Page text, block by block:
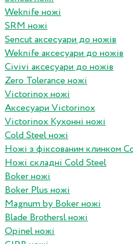
Weknife ножі
SRM ножі
Sencut аксесуари до ножів
Weknife аксесуари до ножів
Civivi аксесуари до ножів
Zero Tolerance ножі
Victorinox ножі
Аксесуари Victorinox
Victorinox Кухонні ножі
Cold Steel ножі
Ножі з фіксованим клинком
Ножі складні Cold Steel
Boker ножі
Boker Plus ножі
Magnum by Boker ножі
Blade Brothersl ножі
Opinel ножі